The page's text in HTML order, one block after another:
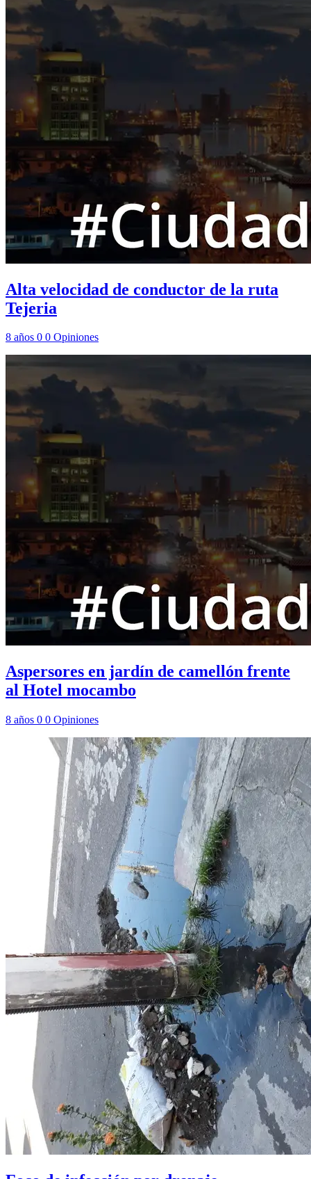
Alta velocidad de conductor de la ruta
Tejeria
8 años 0 0 Opiniones
Aspersores en jardín de camellón frente
al Hotel mocambo
8 años 0 0 Opiniones